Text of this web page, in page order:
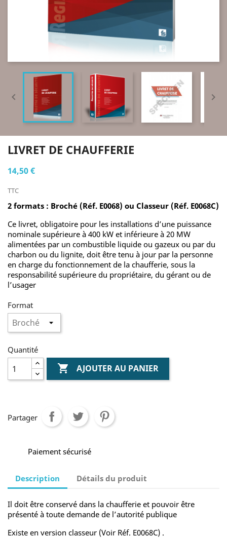
 
LIVRET DE CHAUFFERIE
14,50 €
TTC
2 formats : Broché (Réf. E0068) ou Classeur (Réf. E0068C)
Ce livret, obligatoire pour les installations d’une puissance
nominale supérieure à 400 kW et inférieure à 20 MW
alimentées par un combustible liquide ou gazeux ou par du
charbon ou du lignite, doit être tenu à jour par la personne
en charge du fonctionnement de la chaufferie, sous la
responsabilité supérieure du propriétaire, du gérant ou de
l’usager
Format
Quantité
 AJOUTER AU PANIER
Partager
Paiement sécurisé
Description Détails du produit
Il doit être conservé dans la chaufferie et pouvoir être
présenté à toute demande de l’autorité publique
Existe en version classeur (Voir Réf. E0068C) .